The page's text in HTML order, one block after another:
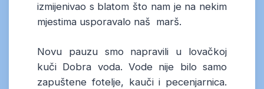
izmijenivao s blatom što nam je na nekim
mjestima usporavalo naš marš.
Novu pauzu smo napravili u lovačkoj
kuči Dobra voda. Vode nije bilo samo
zapuštene fotelje, kauči i pecenjarnica.